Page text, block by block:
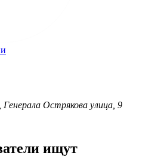
Генерала Острякова улица, 9
ищут